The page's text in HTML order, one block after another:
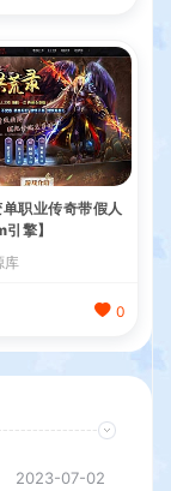
职业传奇带假人
擎】
库
0
2023-07-02